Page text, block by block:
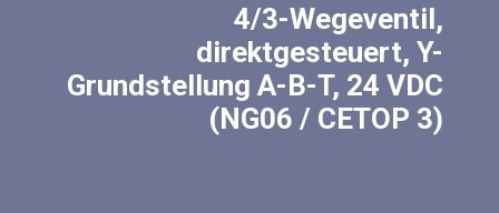
4/3-Wegeventil,
direktgesteuert, Y-
Grundstellung A-B-T, 24 VDC
(NG06 / CETOP 3)